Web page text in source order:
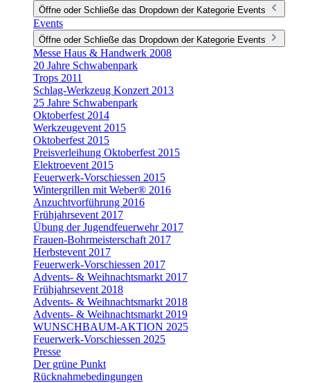
Öffne oder Schließe das Dropdown der Kategorie Events
Events
Öffne oder Schließe das Dropdown der Kategorie Events
Messe Haus & Handwerk 2008
20 Jahre Schwabenpark
Trops 2011
Schlag-Werkzeug Konzert 2013
25 Jahre Schwabenpark
Oktoberfest 2014
Werkzeugevent 2015
Oktoberfest 2015
Preisverleihung Oktoberfest 2015
Elektroevent 2015
Feuerwerk-Vorschiessen 2015
Wintergrillen mit Weber® 2016
Anzuchtvorführung 2016
Frühjahrsevent 2017
Übung der Jugendfeuerwehr 2017
Frauen-Bohrmeisterschaft 2017
Herbstevent 2017
Feuerwerk-Vorschiessen 2017
Advents- & Weihnachtsmarkt 2017
Frühjahrsevent 2018
Advents- & Weihnachtsmarkt 2018
Advents- & Weihnachtsmarkt 2019
WUNSCHBAUM-AKTION 2025
Feuerwerk-Vorschiessen 2025
Presse
Der grüne Punkt
Rücknahmebedingungen